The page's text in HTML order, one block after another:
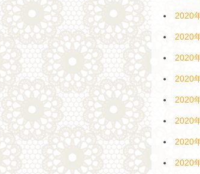
2020
2020
2020
2020
2020
2020
2020
2020